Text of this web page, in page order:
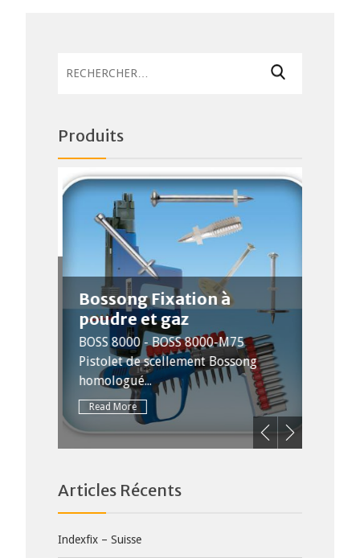
Produits
Bossong Fixation à
poudre et gaz
BOSS 8000 - BOSS 8000-M75
Pistolet de scellement Bossong
homologué...
Read More
Articles Récents
Indexfix – Suisse